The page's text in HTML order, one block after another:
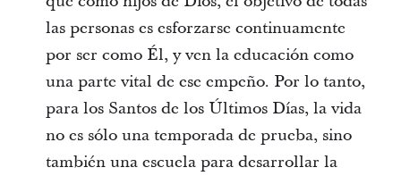
las personas es esforzarse continuamente
por ser como Él, y ven la educación como
una parte vital de ese empeño. Por lo tanto,
para los Santos de los Últimos Días, la vida
no es sólo una temporada de prueba, sino
también una escuela para desarrollar la